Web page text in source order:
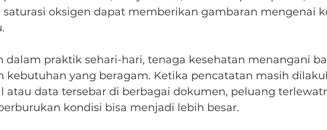
saturasi oksigen dapat memberikan gambaran mengenai
dalam praktik sehari-hari, tenaga kesehatan menangani
kebutuhan yang beragam. Ketika pencatatan masih
atau data tersebar di berbagai dokumen, peluang
kondisi bisa menjadi lebih besar.